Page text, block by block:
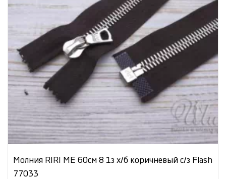
Молния RIRI ME 60см 8 1з х/б коричневый с/з Flash
77033